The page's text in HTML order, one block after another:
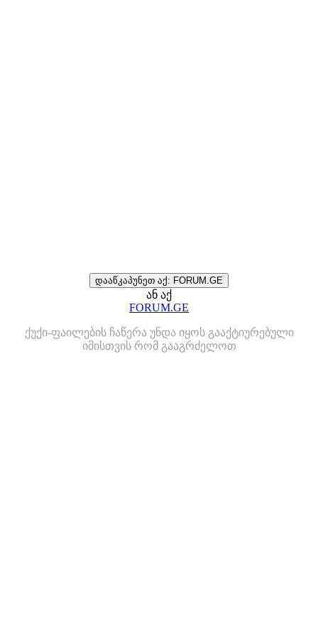
დააწკაპუნეთ აქ: FORUM.GE
ან აქ
FORUM.GE
ქუქი-ფაილების ჩაწერა უნდა იყოს გააქტიურებული
იმისთვის რომ გააგრძელოთ